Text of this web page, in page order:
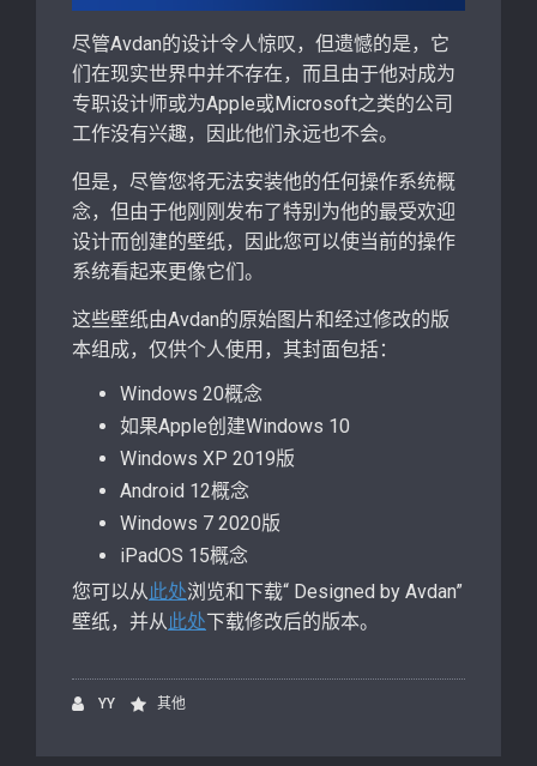
尽管Avdan的设计令人惊叹，但遗憾的是，它
们在现实世界中并不存在，而且由于他对成为
专职设计师或为Apple或Microsoft之类的公司
工作没有兴趣，因此他们永远也不会。
但是，尽管您将无法安装他的任何操作系统概
念，但由于他刚刚发布了特别为他的最受欢迎
设计而创建的壁纸，因此您可以使当前的操作
系统看起来更像它们。
这些壁纸由Avdan的原始图片和经过修改的版
本组成，仅供个人使用，其封面包括：
Windows 20概念
如果Apple创建Windows 10
Windows XP 2019版
Android 12概念
Windows 7 2020版
iPadOS 15概念
您可以从此处浏览和下载“ Designed by Avdan”
壁纸，并从此处下载修改后的版本。
YY 其他